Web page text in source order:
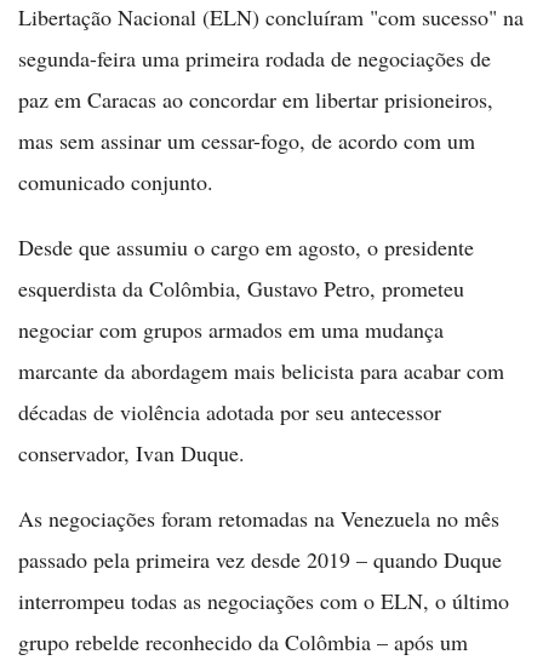
Libertação Nacional (ELN) concluíram "com sucesso" na
segunda-feira uma primeira rodada de negociações de
paz em Caracas ao concordar em libertar prisioneiros,
mas sem assinar um cessar-fogo, de acordo com um
comunicado conjunto.
Desde que assumiu o cargo em agosto, o presidente
esquerdista da Colômbia, Gustavo Petro, prometeu
negociar com grupos armados em uma mudança
marcante da abordagem mais belicista para acabar com
décadas de violência adotada por seu antecessor
conservador, Ivan Duque.
As negociações foram retomadas na Venezuela no mês
passado pela primeira vez desde 2019 – quando Duque
interrompeu todas as negociações com o ELN, o último
grupo rebelde reconhecido da Colômbia – após um